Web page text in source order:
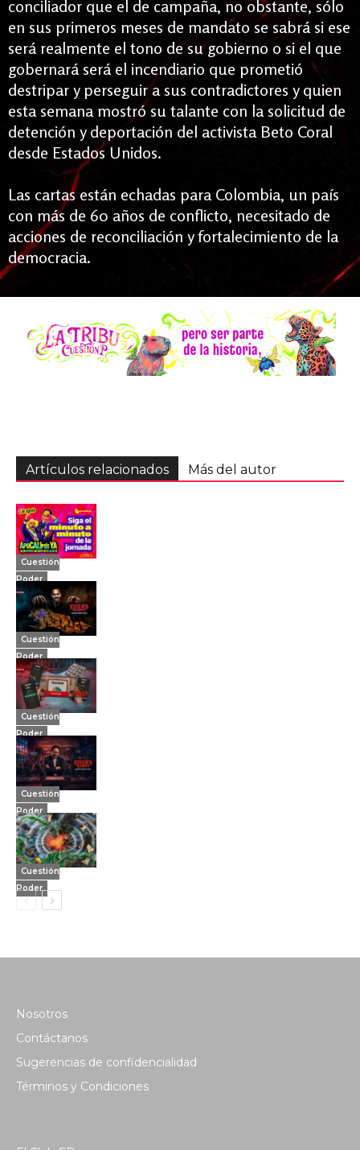
conciliador que el de campaña, no obstante, sólo
en sus primeros meses de mandato se sabrá si ese
será realmente el tono de su gobierno o si el que
gobernará será el incendiario que prometió
destripar y perseguir a sus contradictores y quien
esta semana mostró su talante con la solicitud de
detención y deportación del activista Beto Coral
desde Estados Unidos.
Las cartas están echadas para Colombia, un país
con más de 60 años de conflicto, necesitado de
acciones de reconciliación y fortalecimiento de la
democracia.
Artículos relacionados Más del autor
Cuestión
Poder
Cuestión
Poder
Cuestión
Poder
Cuestión
Poder
Cuestión
Poder
Nosotros
Contáctanos
Sugerencias de confidencialidad
Términos y Condiciones